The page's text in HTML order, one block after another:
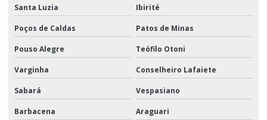
Santa Luzia Ibirité
Poços de Caldas Patos de Minas
Pouso Alegre Teófilo Otoni
Varginha Conselheiro Lafaiete
Sabará Vespasiano
Barbacena Araguari